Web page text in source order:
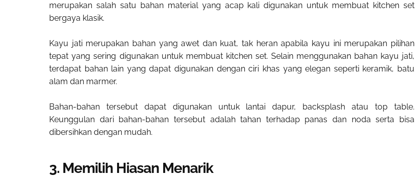
merupakan salah satu bahan material yang acap kali digunakan untuk membuat kitchen set
bergaya klasik.
Kayu jati merupakan bahan yang awet dan kuat, tak heran apabila kayu ini merupakan pilihan
tepat yang sering digunakan untuk membuat kitchen set. Selain menggunakan bahan kayu jati,
terdapat bahan lain yang dapat digunakan dengan ciri khas yang elegan seperti keramik, batu
alam dan marmer.
Bahan-bahan tersebut dapat digunakan untuk lantai dapur, backsplash atau top table.
Keunggulan dari bahan-bahan tersebut adalah tahan terhadap panas dan noda serta bisa
dibersihkan dengan mudah.
3. Memilih Hiasan Menarik